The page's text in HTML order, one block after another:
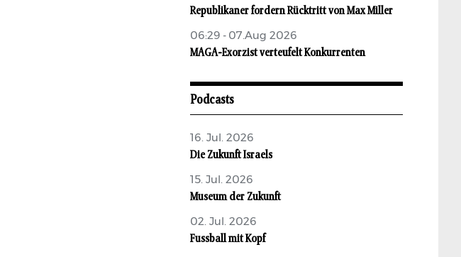
Republikaner fordern Rücktritt von Max Miller
06:29 - 07.Aug 2026
MAGA-Exorzist verteufelt Konkurrenten
Podcasts
16. Jul. 2026
Die Zukunft Israels
15. Jul. 2026
Museum der Zukunft
02. Jul. 2026
Fussball mit Kopf